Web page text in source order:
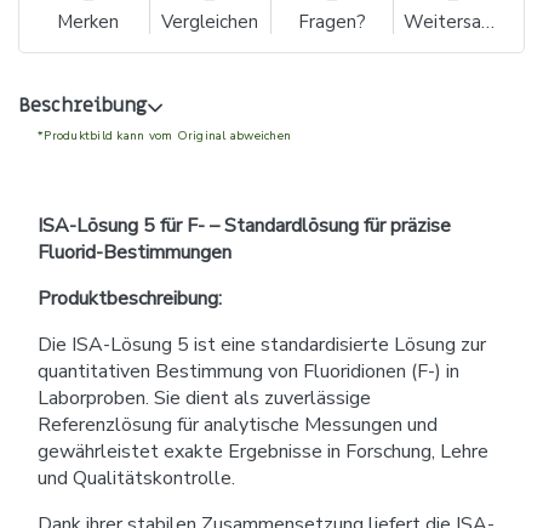
Merken Vergleichen Fragen? Weitersagen
Beschreibung
*Produktbild kann vom Original abweichen
ISA-Lösung 5 für F- – Standardlösung für präzise
Fluorid-Bestimmungen
Produktbeschreibung:
Die ISA-Lösung 5 ist eine standardisierte Lösung zur
quantitativen Bestimmung von Fluoridionen (F-) in
Laborproben. Sie dient als zuverlässige
Referenzlösung für analytische Messungen und
gewährleistet exakte Ergebnisse in Forschung, Lehre
und Qualitätskontrolle.